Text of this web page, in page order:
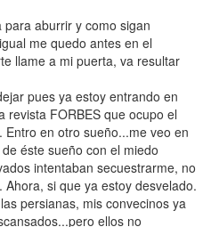
aburrir y como sigan
me quedo antes en el
llame a mi puerta, va resultar
pues ya estoy entrando en
FORBES que ocupo el
en otro sueño...me veo en
éste sueño con el miedo
intentaban secuestrarme, no
si que ya estoy desvelado.
persianas, mis convecinos ya
ellos no